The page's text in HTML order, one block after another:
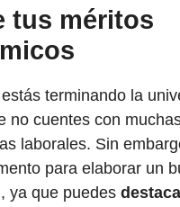
tus méritos
terminando la
no cuentes con
laborales. Sin
para elaborar un
ya que puedes